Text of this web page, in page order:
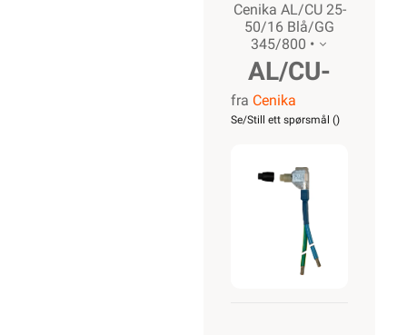
Cenika AL/CU 25-
50/16 Blå/GG
345/800 •
AL/CU-
Overgang
Blå/GG
345/800MM
fra Cenika
Se/Still ett spørsmål ()